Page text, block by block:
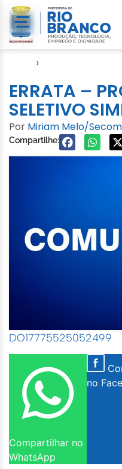
›
ERRATA –
SELETIVO
Por Miriam Melo/Secom
Compartilhe:
DO17775525052499
Compartilhar no
WhatsApp
no